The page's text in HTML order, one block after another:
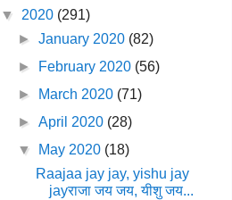
▼ 2020 (291)
►January 2020 (82)
►
February 2020 (56)
►
March 2020 (71)
►April 2020 (28)
▼
May 2020 (18)
Raajaa jay jay, yishu jay
jayराजा जय जय, यीशु जय...